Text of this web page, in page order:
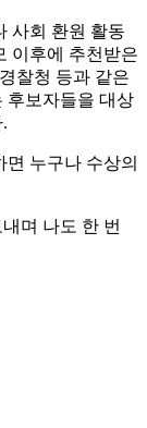
사회 환원 활동
이후에 추천받은
찰청 등과 같은
후보자들을 대상
누구나 수상의
며 나도 한 번